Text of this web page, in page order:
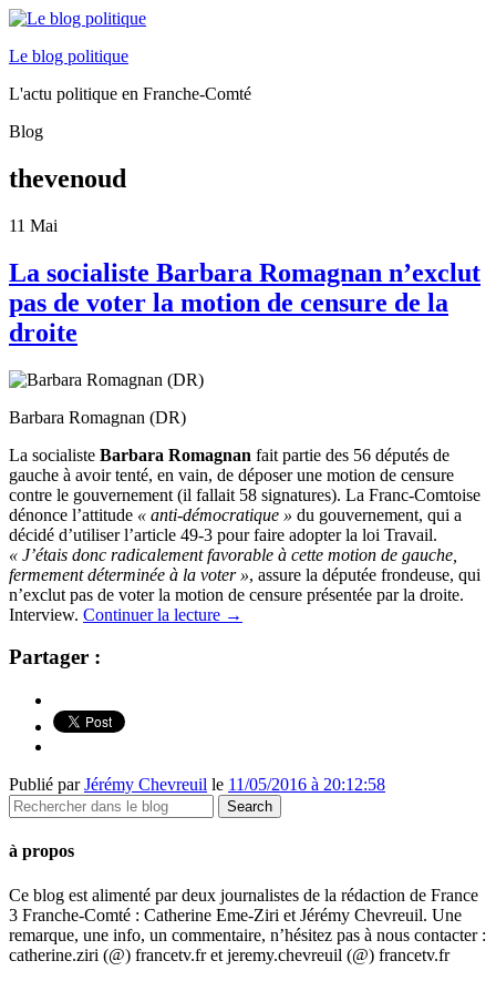
Le blog politique
L'actu politique en Franche-Comté
Blog
thevenoud
11 Mai
La socialiste Barbara Romagnan n’exclut
pas de voter la motion de censure de la
droite
Barbara Romagnan (DR)
La socialiste Barbara Romagnan fait partie des 56 députés de
gauche à avoir tenté, en vain, de déposer une motion de censure
contre le gouvernement (il fallait 58 signatures). La Franc-Comtoise
dénonce l’attitude « anti-démocratique » du gouvernement, qui a
décidé d’utiliser l’article 49-3 pour faire adopter la loi Travail.
« J’étais donc radicalement favorable à cette motion de gauche,
fermement déterminée à la voter », assure la députée frondeuse, qui
n’exclut pas de voter la motion de censure présentée par la droite.
Interview. Continuer la lecture →
Partager :
Publié parJérémy Chevreuil le 11/05/2016 à 20:12:58
à propos
Ce blog est alimenté par deux journalistes de la rédaction de France
3 Franche-Comté : Catherine Eme-Ziri et Jérémy Chevreuil. Une
remarque, une info, un commentaire, n’hésitez pas à nous contacter :
catherine.ziri (@) francetv.fr et jeremy.chevreuil (@) francetv.fr